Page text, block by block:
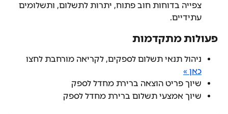
צפייה בדוחות חוב פתוח, יתרות לתשלום, ותשלומים
עתידיים.
פעולות מתקדמות
ניהול תנאי תשלום לספקים, לקריאה מורחבת לחצו
כאן »
שיוך פריט הוצאה ברירת מחדל לספק
שיוך אמצעי תשלום ברירת מחדל לספק